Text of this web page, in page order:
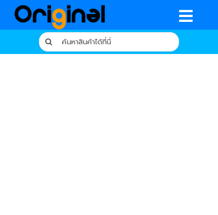
content
หน้าหลัก
Search
for: